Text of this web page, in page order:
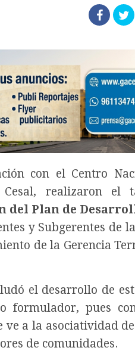
con el Centro
Cesal, realizaron el
del Plan de
y Subgerentes de
de la Gerencia
el desarrollo de
formulador, pues
ve a la asociatividad
de comunidades.